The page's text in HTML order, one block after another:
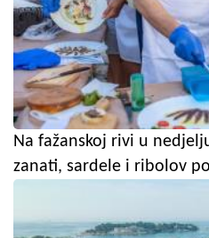
Na fažanskoj rivi u
zanati, sardele i ribolov